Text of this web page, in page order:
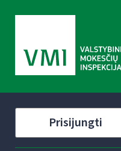
Prisijungti